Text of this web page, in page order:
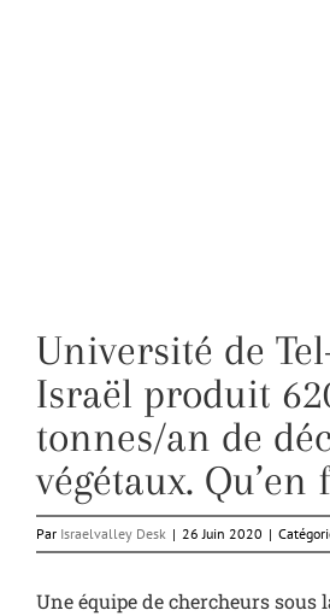
Université de
Israël produit
tonnes/an de
végétaux. Qu’en
Par Israelvalley Desk | 26 Juin 2020 |
Une équipe de chercheurs